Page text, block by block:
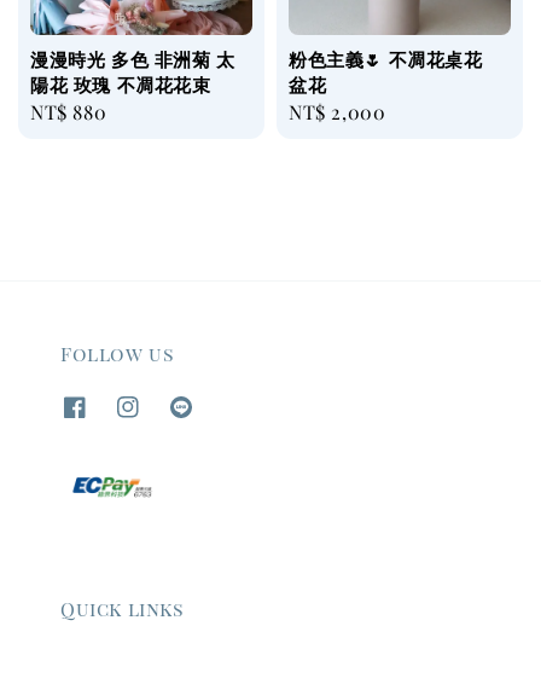
漫漫時光 多色 非洲菊 太
陽花 玫瑰 不凋花花束
Regular
NT$ 880
粉色主義🌷 不凋花桌花
盆花
Regular
NT$ 2,000
Follow us
Quick links